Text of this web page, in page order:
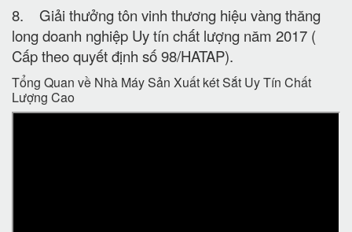
8. Giải thưởng tôn vinh thương hiệu vàng thăng
long doanh nghiệp Uy tín chất lượng năm 2017 (
Cấp theo quyết định số 98/HATAP).
Tổng Quan về Nhà Máy Sản Xuất két Sắt Uy Tín Chất
Lượng Cao